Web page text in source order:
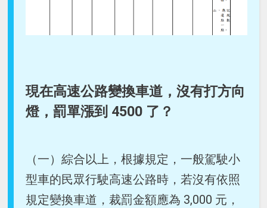
現在高速公路變換車道，沒有打方向
燈，罰單漲到 4500 了？
（一）綜合以上，根據規定，一般駕駛小
型車的民眾行駛高速公路時，若沒有依照
規定變換車道，裁罰金額應為 3,000 元，